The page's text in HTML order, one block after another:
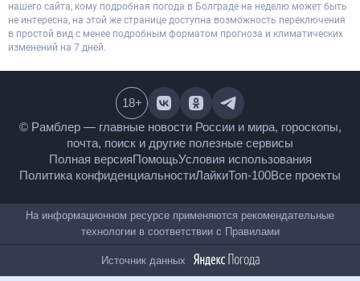
нашего сайта, кому подробная погода в Болграде на неделю может быть
не интересна, на этой же странице доступна возможность переключения
в простой вид с менее подробным форматом прогноза и климатических
изменений на 7 дней.
© Рамблер — главные новости России и мира,
гороскопы, почта, поиск и другие полезные сервисы
Полная версияПомощьУсловия использования
Политика конфиденциальностиЛайкиТоп-100
18+
На информационном ресурсе применяются
рекомендательные технологии в соответствии сПравилами
Источник данных